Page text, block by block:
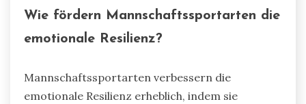
Wie fördern Mannschaftssportarten die
emotionale Resilienz?
Mannschaftssportarten verbessern die
emotionale Resilienz erheblich, indem sie